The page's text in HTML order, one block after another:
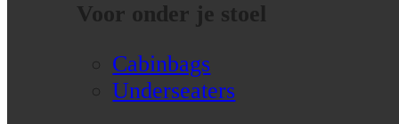
Voor onder je stoel
Cabinbags
Underseaters